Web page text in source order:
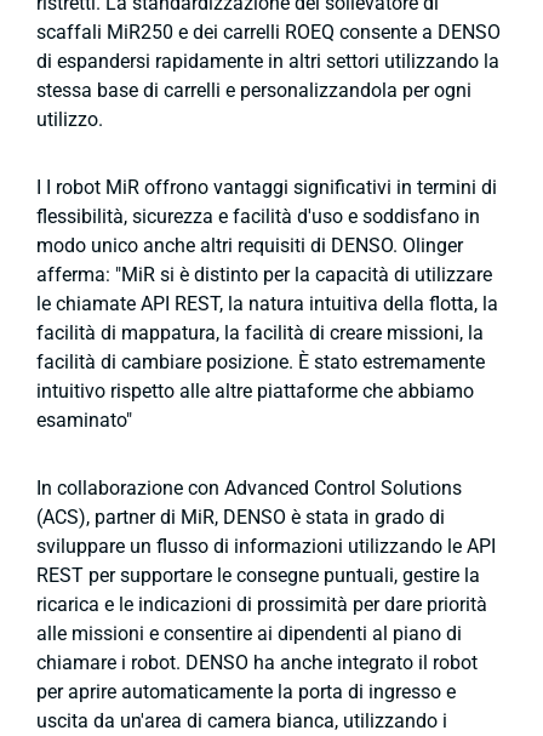
scaffali MiR250 e dei carrelli ROEQ consente a DENSO
di espandersi rapidamente in altri settori utilizzando la
stessa base di carrelli e personalizzandola per ogni
utilizzo.
I I robot MiR offrono vantaggi significativi in termini di
flessibilità, sicurezza e facilità d'uso e soddisfano in
modo unico anche altri requisiti di DENSO. Olinger
afferma: "MiR si è distinto per la capacità di utilizzare
le chiamate API REST, la natura intuitiva della flotta, la
facilità di mappatura, la facilità di creare missioni, la
facilità di cambiare posizione. È stato estremamente
intuitivo rispetto alle altre piattaforme che abbiamo
esaminato"
In collaborazione con Advanced Control Solutions
(ACS), partner di MiR, DENSO è stata in grado di
sviluppare un flusso di informazioni utilizzando le API
REST per supportare le consegne puntuali, gestire la
ricarica e le indicazioni di prossimità per dare priorità
alle missioni e consentire ai dipendenti al piano di
chiamare i robot. DENSO ha anche integrato il robot
per aprire automaticamente la porta di ingresso e
uscita da un'area di camera bianca, utilizzando i